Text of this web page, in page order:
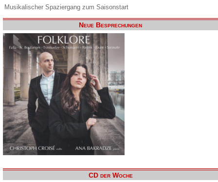
Musikalischer Spaziergang zum Saisonstart
Neue Besprechungen
CD der Woche